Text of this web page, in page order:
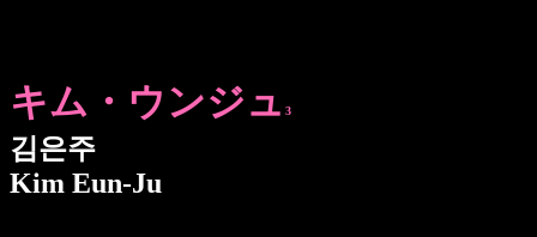
キム・ウンジュ 3
김은주
Kim Eun-Ju